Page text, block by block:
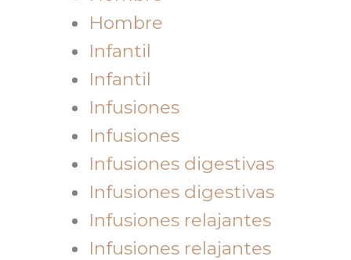
Hombre
Infantil
Infantil
Infusiones
Infusiones
Infusiones digestivas
Infusiones digestivas
Infusiones relajantes
Infusiones relajantes